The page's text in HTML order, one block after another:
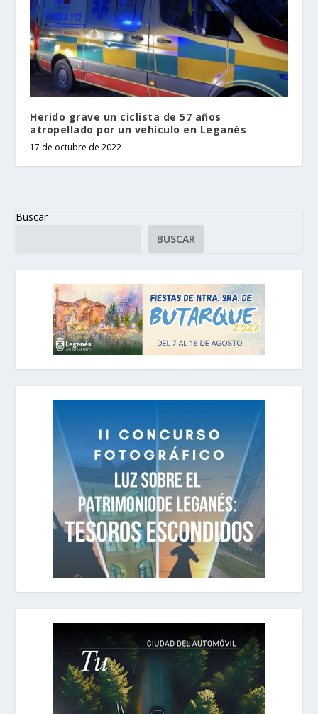
Herido grave un ciclista de 57 años
atropellado por un vehículo en Leganés
17 de octubre de 2022
Buscar
BUSCAR